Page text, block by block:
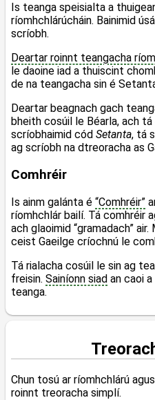
Is teanga speisialta a
ríomhchlárúcháin. Bainimid
scríobh.
Deartar roinnt teangacha
le daoine iad a thuiscint
de na teangacha sin é
Deartar beagnach gach
bheith cosúil le Béarla, ach tá
scríobhaimid cód Setanta, tá
ag scríobh na dtreoracha as
Comhréir
Is ainm galánta é “Comhréir”
ríomhchlár bailí. Tá comhréir
ach glaoimid “gramadach”
ceist Gaeilge críochnú le
Tá rialacha cosúil le sin ag
freisin. Sainíonn siad an caoi
teanga.
Chun tosú ar ríomhchlárú agus
roinnt treoracha simplí.